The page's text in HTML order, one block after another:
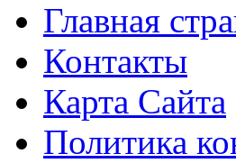
Главная
Контакты
Карта Сайта
Политика